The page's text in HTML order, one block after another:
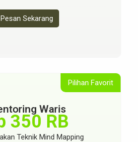
Pesan Sekarang
Waris
350 RB
Teknik Mind Mapping
Pilihan Favorit